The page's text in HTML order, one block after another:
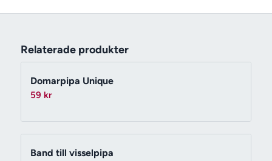
Relaterade produkter
Domarpipa Unique
59 kr
Band till visselpipa